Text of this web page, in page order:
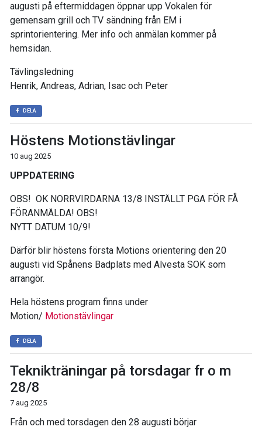
augusti på eftermiddagen öppnar upp Vokalen för
gemensam grill och TV sändning från EM i
sprintorientering. Mer info och anmälan kommer på
hemsidan.
Tävlingsledning
Henrik, Andreas, Adrian, Isac och Peter
DELA
Höstens Motionstävlingar
10 aug 2025
UPPDATERING
OBS! OK NORRVIRDARNA 13/8 INSTÄLLT PGA FÖR FÅ
FÖRANMÄLDA! OBS!
NYTT DATUM 10/9!
Därför blir höstens första Motions orientering den 20
augusti vid Spånens Badplats med Alvesta SOK som
arrangör.
Hela höstens program finns under
Motion/ Motionstävlingar
DELA
Teknikträningar på torsdagar fr o m
28/8
7 aug 2025
Från och med torsdagen den 28 augusti börjar